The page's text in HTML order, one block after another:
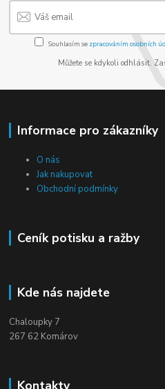
Souhlasím se zpracováním osobních
Můžete se kdykoli odhlásit.
Informace pro zákazníky
O nás
Jak nakupovat
Obchodní podmínky
Ceník potisku a ražby
Kde nás najdete
Chaloupky 7
267 62 Komárov
Kontakty